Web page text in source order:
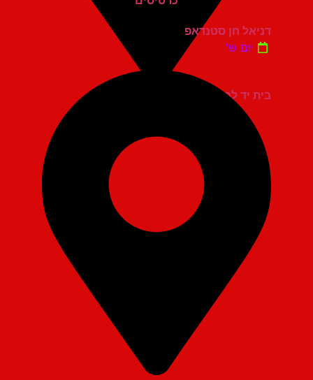
בית יד לבנים אשדוד
דניאל חן סטנדאפ
יום ש'